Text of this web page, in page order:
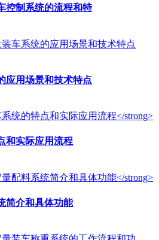
控制系统的流程和特
应用场景和技术特点
和实际应用流程
简介和具体功能